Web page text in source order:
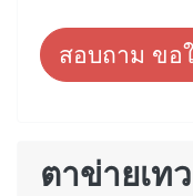
สอบถาม ขอ
ตาข่ายเท